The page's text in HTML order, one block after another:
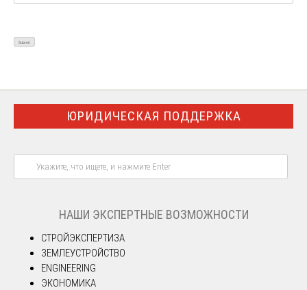
ЮРИДИЧЕСКАЯ ПОДДЕРЖКА
НАШИ ЭКСПЕРТНЫЕ ВОЗМОЖНОСТИ
СТРОЙЭКСПЕРТИЗА
ЗЕМЛЕУСТРОЙСТВО
ENGINEERING
ЭКОНОМИКА